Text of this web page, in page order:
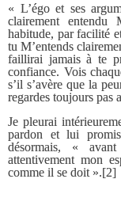
« L’égo et ses
clairement
habitude, par facilité
tu M’entends
faillirai jamais à te
confiance. Vois
s’il s’avère que la
regardes toujours pas
Je pleurai
pardon et lui
désormais, «
attentivement mon
comme il se doit ».[2]